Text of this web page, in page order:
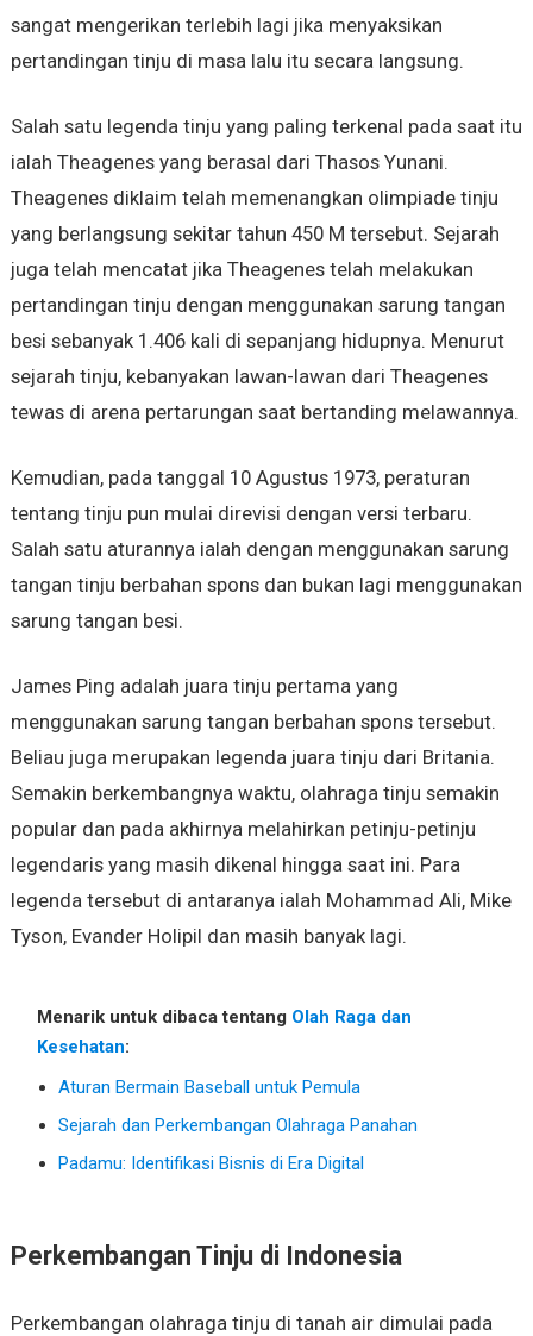
sangat mengerikan terlebih lagi jika menyaksikan
pertandingan tinju di masa lalu itu secara langsung.
Salah satu legenda tinju yang paling terkenal pada saat itu
ialah Theagenes yang berasal dari Thasos Yunani.
Theagenes diklaim telah memenangkan olimpiade tinju
yang berlangsung sekitar tahun 450 M tersebut. Sejarah
juga telah mencatat jika Theagenes telah melakukan
pertandingan tinju dengan menggunakan sarung tangan
besi sebanyak 1.406 kali di sepanjang hidupnya. Menurut
sejarah tinju, kebanyakan lawan-lawan dari Theagenes
tewas di arena pertarungan saat bertanding melawannya.
Kemudian, pada tanggal 10 Agustus 1973, peraturan
tentang tinju pun mulai direvisi dengan versi terbaru.
Salah satu aturannya ialah dengan menggunakan sarung
tangan tinju berbahan spons dan bukan lagi menggunakan
sarung tangan besi.
James Ping adalah juara tinju pertama yang
menggunakan sarung tangan berbahan spons tersebut.
Beliau juga merupakan legenda juara tinju dari Britania.
Semakin berkembangnya waktu, olahraga tinju semakin
popular dan pada akhirnya melahirkan petinju-petinju
legendaris yang masih dikenal hingga saat ini. Para
legenda tersebut di antaranya ialah Mohammad Ali, Mike
Tyson, Evander Holipil dan masih banyak lagi.
Menarik untuk dibaca tentang Olah Raga dan
Kesehatan:
Aturan Bermain Baseball untuk Pemula
Sejarah dan Perkembangan Olahraga Panahan
Padamu: Identifikasi Bisnis di Era Digital
Perkembangan Tinju di Indonesia
Perkembangan olahraga tinju di tanah air dimulai pada